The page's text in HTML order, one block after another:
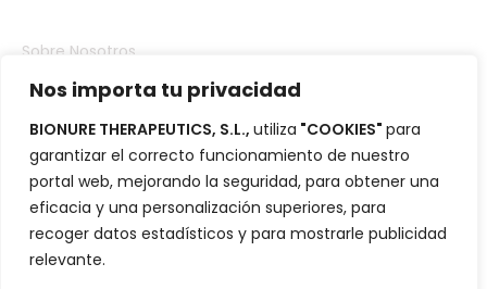
Nos importa tu privacidad
BIONURE THERAPEUTICS, S.L., utiliza "COOKIES" para
garantizar el correcto funcionamiento de nuestro
portal web, mejorando la seguridad, para obtener una
eficacia y una personalización superiores, para
recoger datos estadísticos y para mostrarle publicidad
relevante.
Sobre Nosotros
Inversores
Portafolio
Blog
Contacto